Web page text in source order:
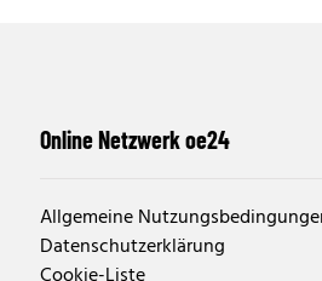
Online Netzwerk oe24
Allgemeine
Datenschutzerklärung